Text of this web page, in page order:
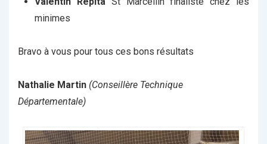
minimes
Bravo à vous pour tous ces bons résultats
Nathalie Martin (Conseillère Technique
Départementale)